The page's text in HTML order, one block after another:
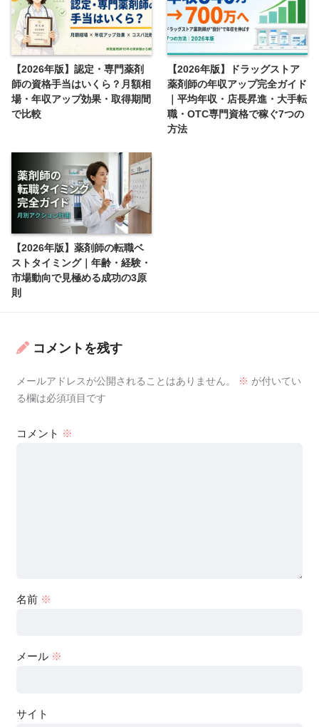
【2026年版】認定・専門薬剤
師の資格手当はいくら？月額相
場・年収アップ効果・取得期間
で比較
【2026年版】ドラッグストア
薬剤師の年収アップ完全ガイド
｜平均年収・店長昇進・大手転
職・OTC専門資格で稼ぐ7つの
方法
【2026年版】薬剤師の転職ベ
ストタイミング｜年齢・経験・
市場動向で見極める成功の3原
則
コメントを残す
メールアドレスが公開されることはありません。 ※ が付いてい
る欄は必須項目です
コメント ※
名前 ※
メール ※
サイト